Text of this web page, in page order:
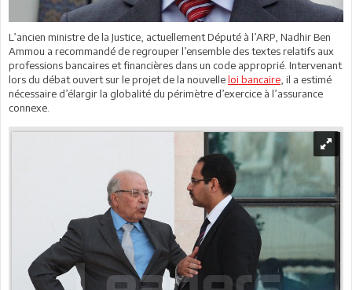
L’ancien ministre de la Justice, actuellement Député à l’ARP, Nadhir Ben
Ammou a recommandé de regrouper l’ensemble des textes relatifs aux
professions bancaires et financières dans un code approprié. Intervenant
lors du débat ouvert sur le projet de la nouvelleloi bancaire , il a estimé
nécessaire d’élargir la globalité du périmètre d’exercice à l’assurance
connexe.